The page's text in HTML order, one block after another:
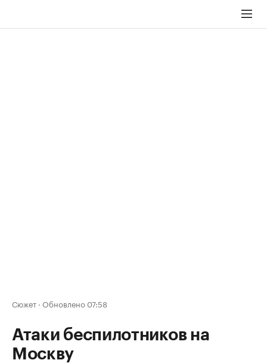
Сюжет · Обновлено 07:58
Атаки беспилотников на
Москву